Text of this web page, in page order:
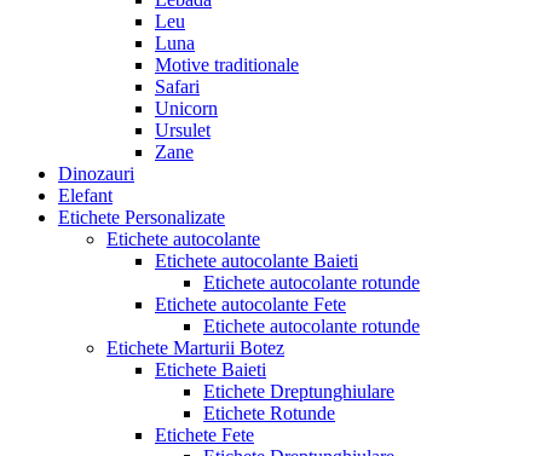
Leu
Luna
Motive traditionale
Safari
Unicorn
Ursulet
Zane
Dinozauri
Elefant
Etichete Personalizate
Etichete autocolante
Etichete autocolante Baieti
Etichete autocolante rotunde
Etichete autocolante Fete
Etichete autocolante rotunde
Etichete Marturii Botez
Etichete Baieti
Etichete Dreptunghiulare
Etichete Rotunde
Etichete Fete